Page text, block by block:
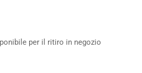
per il ritiro in negozio